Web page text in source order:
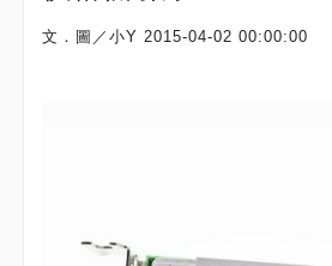
文．圖／小Y 2015-04-02 00:00:00